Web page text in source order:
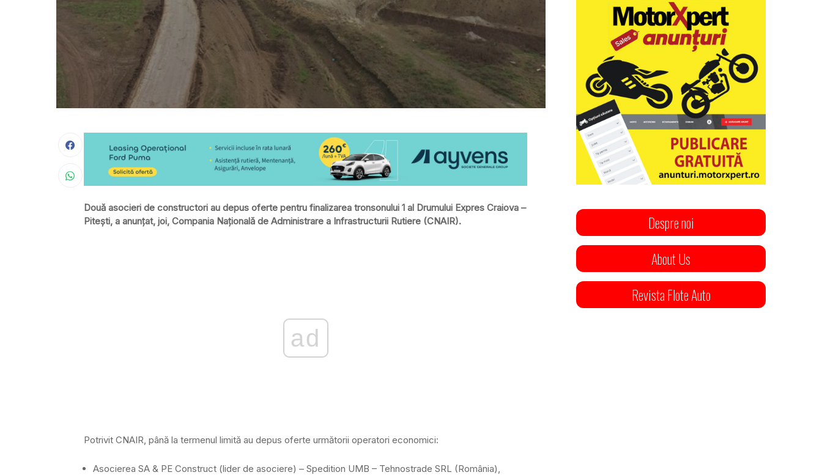
Două asocieri de constructori au depus oferte pentru finalizarea tronsonului 1 al Drumului Expres Craiova –
Pitești, a anunţat, joi, Compania Naţională de Administrare a Infrastructurii Rutiere (CNAIR).
ad
Potrivit CNAIR, până la termenul limită au depus oferte următorii operatori economici:
Asocierea SA & PE Construct (lider de asociere) – Spedition UMB – Tehnostrade SRL (România),
Despre noi
About Us
Revista Flote Auto